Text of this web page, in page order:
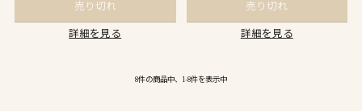
売り切れ
詳細を見る
売り切れ
詳細を見る
8件の商品中、1-8件を表示中